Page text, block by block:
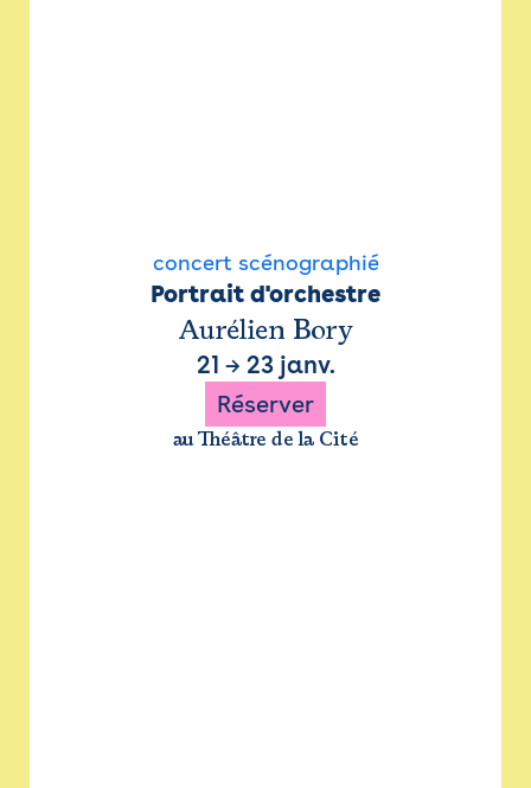
concert scénographié
Portrait d'orchestre
Aurélien Bory
21 → 23 janv.
Réserver
au Théâtre de la Cité